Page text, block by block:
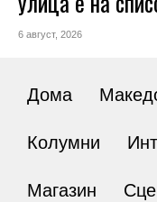
6 август, 2026
Дома
Колумни
Магазин